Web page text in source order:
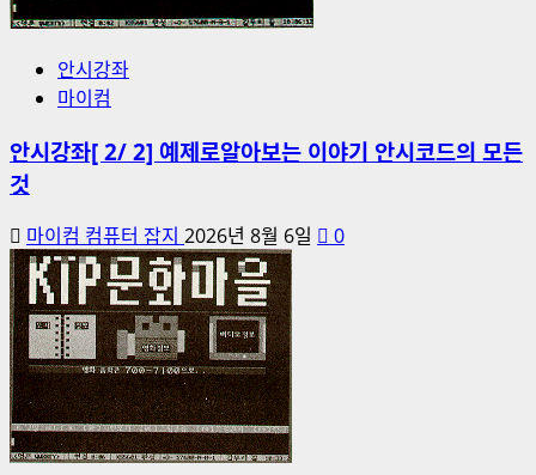
안시강좌
마이컴
안시강좌[ 2/ 2] 예제로알아보는 이야기 안시코드의 모든
것
마이컴 컴퓨터 잡지 2026년 8월 6일 0